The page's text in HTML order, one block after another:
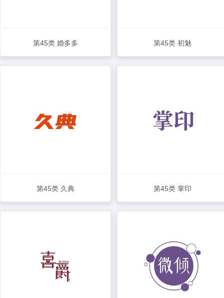
第45类 婚多多 第45类 初魅
第45类 久典 第45类 掌印